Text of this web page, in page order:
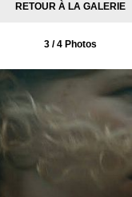
RETOUR À LA GALERIE
3 / 4 Photos